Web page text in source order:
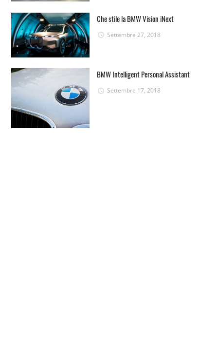
Che stile la BMW Vision iNext
Settembre 27, 2018
BMW Intelligent Personal Assistant
Settembre 17, 2018